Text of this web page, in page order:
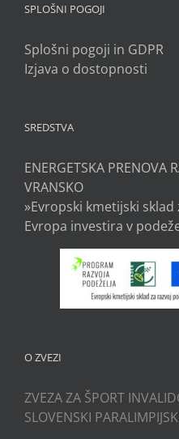
SPLOŠNI POGOJI
Splošni pogoji in GDPR
Izjava o dostopnosti
SREDSTVA
ENERGETSKA PRENOVA
VRANSKO
»Evropski kmetijski
Evropa investira v
O ZVEZI
ZVEZA ZA ŠPORT
SLOVENSKI